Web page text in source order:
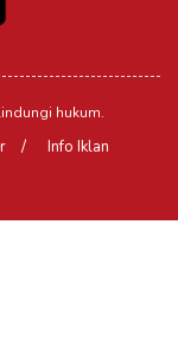
hukum.
Info Iklan